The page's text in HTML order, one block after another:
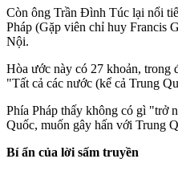
Còn ông Trần Đình Túc lại nổi
Pháp (Gặp viên chỉ huy Francis
Nội.
Hòa ước này có 27 khoản, trong
"Tất cả các nước (kể cả Trung
Phía Pháp thấy không có gì "trở
Quốc, muốn gây hấn với Trung
Bí ẩn của lời sấm truyền